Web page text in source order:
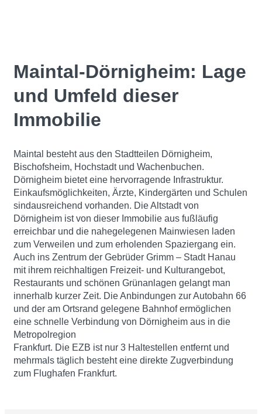
Maintal-Dörnigheim: Lage
und Umfeld dieser
Immobilie
Maintal besteht aus den Stadtteilen Dörnigheim,
Bischofsheim, Hochstadt und Wachenbuchen.
Dörnigheim bietet eine hervorragende Infrastruktur.
Einkaufsmöglichkeiten, Ärzte, Kindergärten und Schulen
sindausreichend vorhanden. Die Altstadt von
Dörnigheim ist von dieser Immobilie aus fußläufig
erreichbar und die nahegelegenen Mainwiesen laden
zum Verweilen und zum erholenden Spaziergang ein.
Auch ins Zentrum der Gebrüder Grimm – Stadt Hanau
mit ihrem reichhaltigen Freizeit- und Kulturangebot,
Restaurants und schönen Grünanlagen gelangt man
innerhalb kurzer Zeit. Die Anbindungen zur Autobahn 66
und der am Ortsrand gelegene Bahnhof ermöglichen
eine schnelle Verbindung von Dörnigheim aus in die
Metropolregion
Frankfurt. Die EZB ist nur 3 Haltestellen entfernt und
mehrmals täglich besteht eine direkte Zugverbindung
zum Flughafen Frankfurt.